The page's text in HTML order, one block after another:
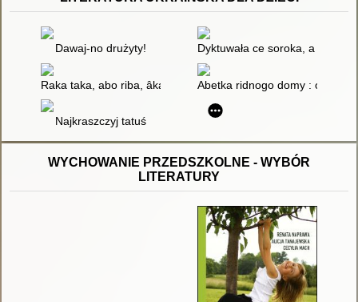
Dawaj-no drużyty! Dyktuwała ce soroka, a
Raka taka, abo riba, âka spìvaêAbetka ridnogo domy : opovìd'
Najkraszczyj tatuś
WYCHOWANIE PRZEDSZKOLNE - WYBÓR
LITERATURY